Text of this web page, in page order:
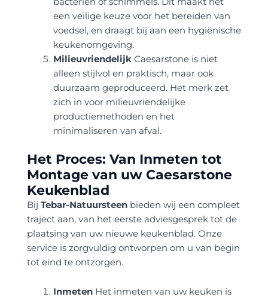
een veilige keuze voor het bereiden van
voedsel, en draagt bij aan een hygiënische
keukenomgeving.
MilieuvriendelijkCaesarstone is niet
alleen stijlvol en praktisch, maar ook
duurzaam geproduceerd. Het merk zet
zich in voor milieuvriendelijke
productiemethoden en het
minimaliseren van afval.
Het Proces: Van Inmeten tot
Montage van uw Caesarstone
Keukenblad
Bij Tebar-Natuursteen bieden wij een compleet
traject aan, van het eerste adviesgesprek tot de
plaatsing van uw nieuwe keukenblad. Onze
service is zorgvuldig ontworpen om u van begin
tot eind te ontzorgen.
InmetenHet inmeten van uw keuken is